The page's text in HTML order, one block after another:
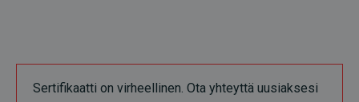
Sertifikaatti on virheellinen. Ota yhteyttä uusiaksesi